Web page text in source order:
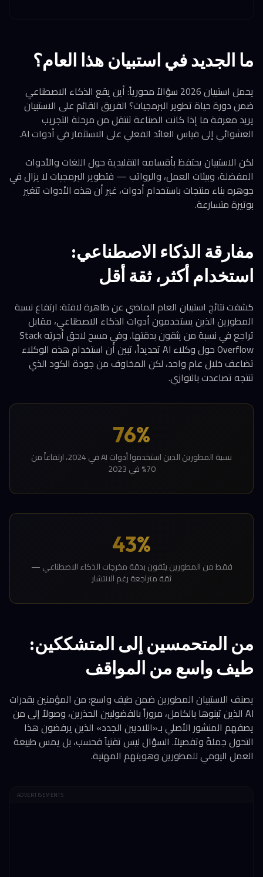
ما الجديد في استبيان هذا العام؟
يحمل استبيان 2026 سؤالاً محورياً: أين يقع الذكاء الاصطناعي
ضمن دورة حياة تطوير البرمجيات؟ الفريق القائم على الاستبيان
يريد معرفة ما إذا كانت الصناعة تنتقل من مرحلة التجريب
العشوائي إلى قياس العائد الفعلي على الاستثمار في أدوات AI.
لكن الاستبيان يحتفظ بأقسامه التقليدية حول اللغات والأدوات
المفضلة، وبيئات العمل، والرواتب — فتطوير البرمجيات لا يزال في
جوهره بناء منتجات باستخدام أدوات، غير أن هذه الأدوات تتغير
بوتيرة متسارعة.
مفارقة الذكاء الاصطناعي:
استخدام أكثر، ثقة أقل
كشفت نتائج استبيان العام الماضي عن ظاهرة لافتة: ارتفاع نسبة
المطورين الذين يستخدمون أدوات الذكاء الاصطناعي، مقابل
تراجع في نسبة من يثقون بدقتها. وفي مسح لاحق أجرته Stack
Overflow حول وكلاء AI تحديداً، تبين أن استخدام هذه الوكلاء
تضاعف خلال عام واحد، لكن المخاوف من جودة الكود الذي
تنتجه تصاعدت بالتوازي.
76%
نسبة المطورين الذين استخدموا أدوات AI في 2024، ارتفاعاً من
70% في 2023
43%
فقط من المطورين يثقون بدقة مخرجات الذكاء الاصطناعي —
ثقة متراجعة رغم الانتشار
من المتحمسين إلى المتشككين:
طيف واسع من المواقف
يصنف الاستبيان المطورين ضمن طيف واسع: من المؤمنين بقدرات
AI الذين تبنوها بالكامل، مروراً بالفضوليين الحذرين، وصولاً إلى من
يصفهم المنشور الأصلي بـ«اللاديين الجدد» الذين يرفضون هذا
التحول جملةً وتفصيلاً. السؤال ليس تقنياً فحسب، بل يمس طبيعة
العمل اليومي للمطورين وهويتهم المهنية.
ADVERTISEMENTS